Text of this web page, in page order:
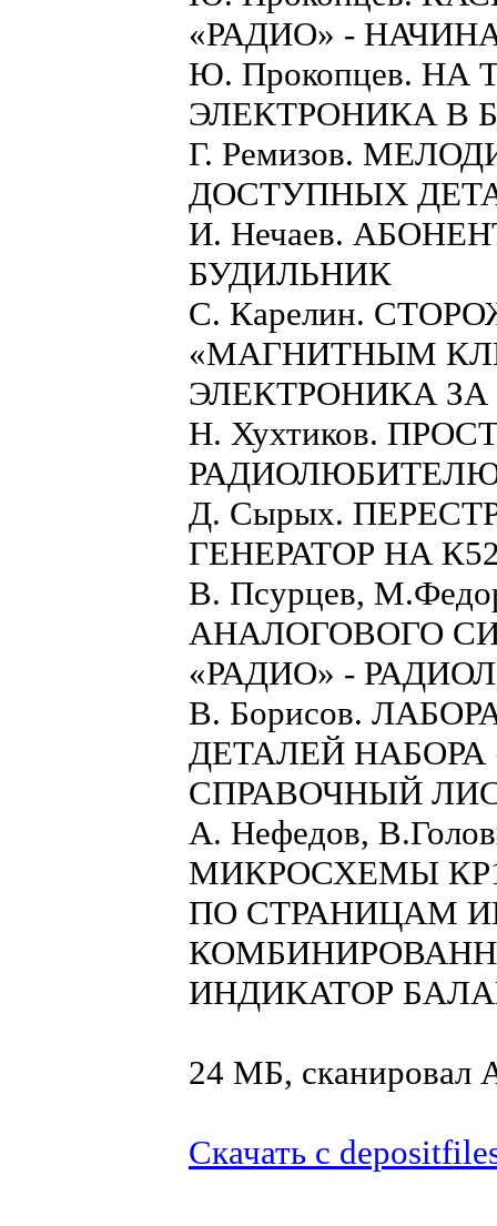
«РАДИО» -
Ю. Прокопцев.
ЭЛЕКТРОНИКА В
Г. Ремизов.
ДОСТУПНЫХ
И. Нечаев.
БУДИЛЬНИК
С. Карелин.
«МАГНИТНЫМ
ЭЛЕКТРОНИКА
Н. Хухтиков.
Д. Сырых.
ГЕНЕРАТОР НА
В. Псурцев,
АНАЛОГОВОГО
«РАДИО» -
В. Борисов.
ДЕТАЛЕЙ
СПРАВОЧНЫЙ
А. Нефедов,
МИКРОСХЕМЫ
ПО СТРАНИЦАМ
ИНДИКАТОР
24 МБ, сканировал
Скачать с